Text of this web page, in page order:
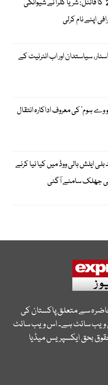
’لاک اپ سیزن 2‘ کا فائنل: شریا کلرا نے شیوانگی
اپنے نام کرلی
سیاستدان اور اب انٹرنیٹ کے
وے ہوم‘ کی معروف اداکارہ انتقال
ایلش ہالی ووڈ میں کیا نیا کرنے
جھلک سامنے آگئی
سے متعلق پاکستان کی
ویب سائٹ ہے۔ اس ویب سائٹ
بحق ایکسپریس میڈیا